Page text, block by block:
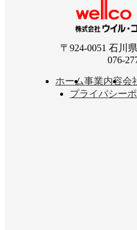
〒924-0051 石川
076-
ホーム事業内容会
プライバシー